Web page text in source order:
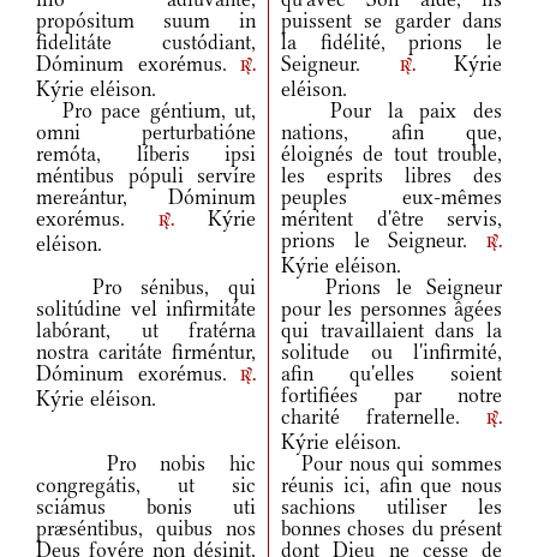
propósitum suum in
fidelitáte custódiant,
Dóminum exorémus.
r.
Kýrie eléison.
puissent se garder dans
la fidélité, prions le
Seigneur.
r.Kýrie
eléison.
Pro pace géntium, ut,
omni perturbatióne
remóta, líberis ipsi
méntibus pópuli servíre
mereántur, Dóminum
exorémus.
r.
Kýrie
eléison.
Pour la paix des
nations, afin que,
éloignés de tout trouble,
les esprits libres des
peuples eux-mêmes
méritent d'être servis,
prions le Seigneur.
r.
Kýrie eléison.
Pro sénibus, qui
solitúdine vel infirmitáte
labórant, ut fratérna
nostra caritáte firméntur,
Dóminum exorémus.
r.
Kýrie eléison.
Prions le Seigneur
pour les personnes âgées
qui travaillaient dans la
solitude ou l'infirmité,
afin qu'elles soient
fortifiées par notre
charité fraternelle.
r.
Kýrie eléison.
Pro nobis hic
congregátis, ut sic
sciámus bonis uti
præséntibus, quibus nos
Deus fovére non désinit,
Pour nous qui sommes
réunis ici, afin que nous
sachions utiliser les
bonnes choses du présent
dont Dieu ne cesse de